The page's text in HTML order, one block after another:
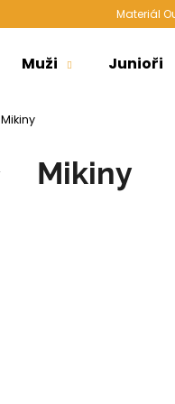
Materiál
Muži Junioři
Mikiny
Mikiny